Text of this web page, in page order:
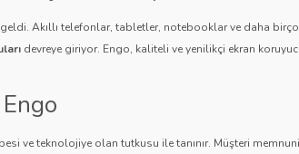
geldi. Akıllı telefonlar, tabletler, notebooklar ve daha
devreye giriyor. Engo, kaliteli ve yenilikçi ekran
ve teknolojiye olan tutkusu ile tanınır. Müşteri